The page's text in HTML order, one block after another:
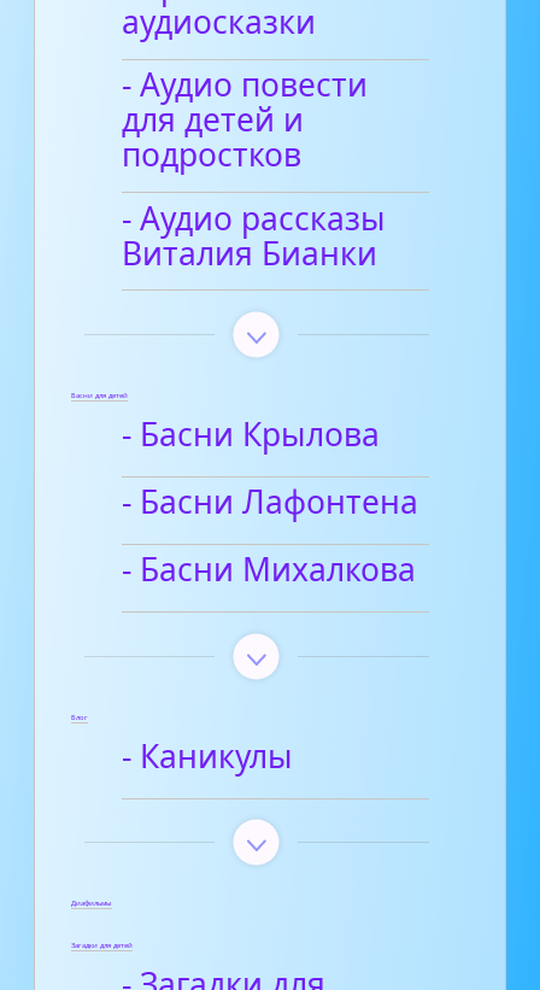
аудиосказки
- Аудио повести
для детей и
подростков
- Аудио рассказы
Виталия Бианки
Басни для детей
- Басни Крылова
- Басни Лафонтена
- Басни Михалкова
Блог
- Каникулы
Диафильмы
Загадки для детей